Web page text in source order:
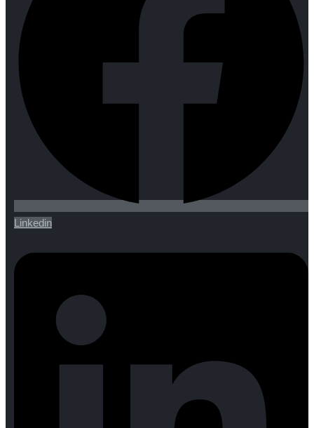
Linkedin